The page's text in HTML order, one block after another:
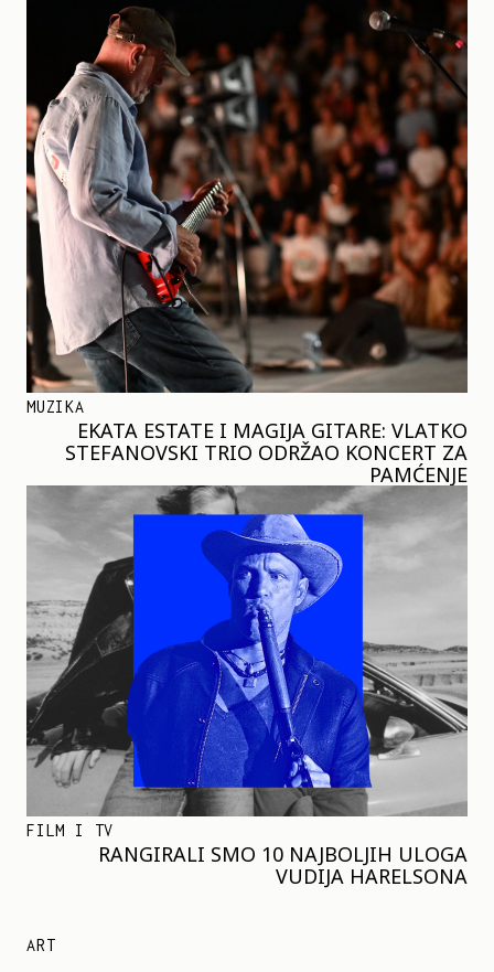
MUZIKA
EKATA ESTATE I MAGIJA GITARE: VLATKO
STEFANOVSKI TRIO ODRŽAO KONCERT ZA
PAMĆENJE
FILM I TV
RANGIRALI SMO 10 NAJBOLJIH ULOGA
VUDIJA HARELSONA
ART